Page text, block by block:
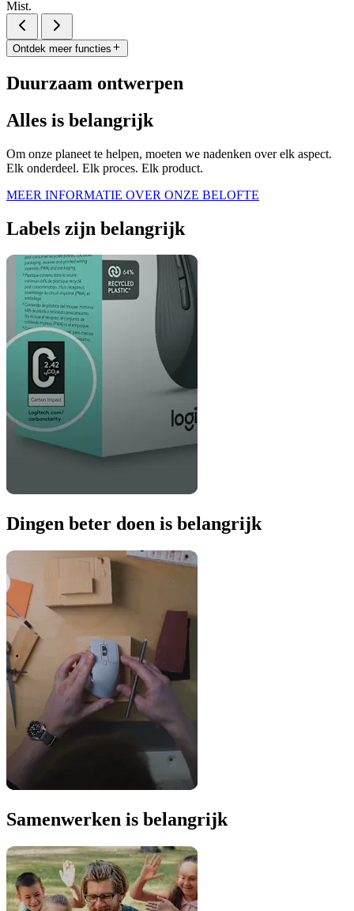
Mist.
Ontdek meer functies
Duurzaam ontwerpen
Alles is belangrijk
Om onze planeet te helpen, moeten we nadenken over elk aspect.
Elk onderdeel. Elk proces. Elk product.
MEER INFORMATIE OVER ONZE BELOFTE
Labels zijn belangrijk
Dingen beter doen is belangrijk
Samenwerken is belangrijk